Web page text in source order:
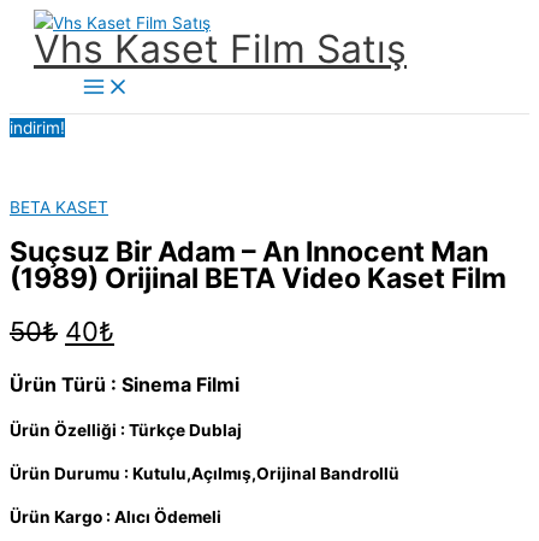
İçeriğe
Vhs Kaset Film Satış
Main
Menu
indirim!
BETA KASET
Suçsuz Bir Adam – An Innocent Man
(1989) Orijinal BETA Video Kaset Film
50₺ Orijinal
50₺.
40₺
fiyat:
Ürün Türü : Sinema Filmi
Ürün Özelliği : Türkçe Dublaj
Ürün Durumu : Kutulu,Açılmış,Orijinal Bandrollü
Ürün Kargo : Alıcı Ödemeli